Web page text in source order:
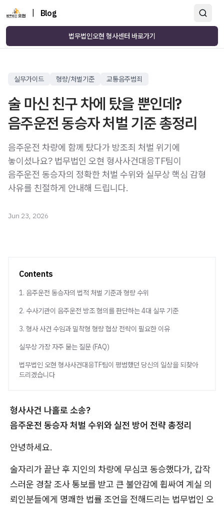
Blog
법무법인오현 형사센터 바로가기
실무가이드 형량/처벌기준 교통음주범죄
술 마신 친구 차에 탔을 뿐인데?
음주운전 동승자 처벌 기준 총정리
음주운전 차량에 함께 탔다가 방조죄 처벌 위기에
놓이셨나요? 법무법인 오현 형사사건대응TF팀이
음주운전 동승자의 정확한 처벌 수위와 실무상 핵심 감형
사유를 친절하게 안내해 드립니다.
Jun 23, 2026
Contents
1. 음주운전 동승자의 법적 처벌 기준과 형량 수위
2. 수사기관이 음주운전 방조 혐의를 판단하는 4대 실무 기준
3. 형사 사건 수임과 밀착형 형량 협상 전략이 필요한 이유
실무상 가장 자주 묻는 질문 (FAQ)
법무법인 오현 형사사건대응TF팀이 평범했던 당신의 일상을 되찾아
드리겠습니다
형사사건 나홀로 소송?
음주운전 동승자 처벌 수위와 실전 방어 전략 총정리
안녕하세요.
술자리가 끝난 후 지인의 차량에 무심코 동승했다가, 갑작
스러운 경찰 조사 통보를 받고 큰 불안감에 휩싸여 계실 의
뢰인분들에게 명쾌한 법률 조언을 전해드리는 법무법인 오